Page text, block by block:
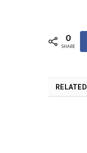
0
SHARE
RELATED